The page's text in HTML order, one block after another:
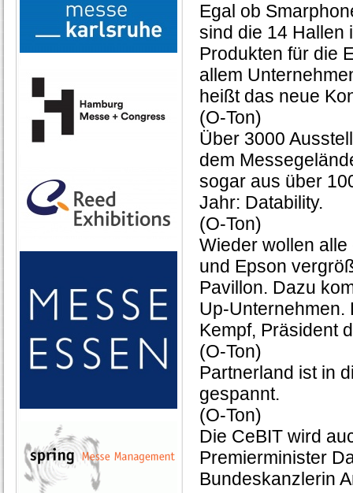
Egal ob
sind die 14 Hallen
Produkten für die
allem
heißt das neue
(O-Ton)
Über 3000
dem
sogar aus über
Jahr: Datability.
(O-Ton)
Wieder wollen
und Epson
Pavillon. Dazu
Up-Unternehmen.
Kempf, Präsident
(O-Ton)
Partnerland ist in
gespannt.
(O-Ton)
Die CeBIT wird
Premierminister
Bundeskanzlerin